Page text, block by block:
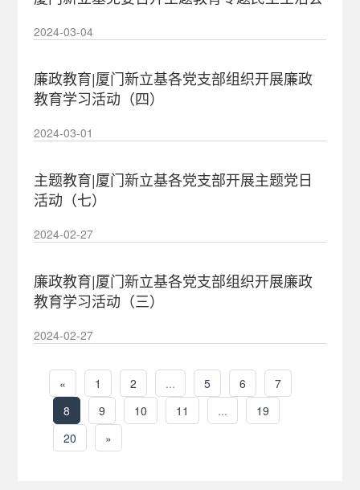
2024-03-04
廉政教育|厦门新立基各党支部组织开展廉政
教育学习活动（四）
2024-03-01
主题教育|厦门新立基各党支部开展主题党日
活动（七）
2024-02-27
廉政教育|厦门新立基各党支部组织开展廉政
教育学习活动（三）
2024-02-27
« 1 2 ... 5 6
7
8
9 10 11 ...
19
20
»